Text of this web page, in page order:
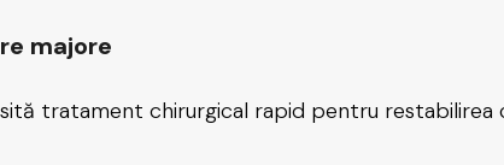
majore
tratament chirurgical rapid pentru restabilirea